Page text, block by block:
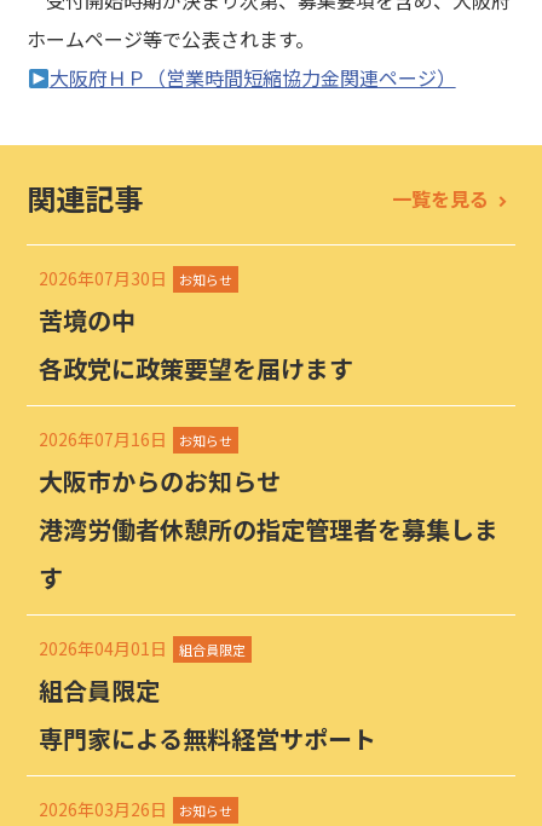
ホームページ等で公表されます。
大阪府ＨＰ（営業時間短縮協力金関連ページ）
関連記事 一覧を見る
2026年07月30日 お知らせ
苦境の中
各政党に政策要望を届けます
2026年07月16日 お知らせ
大阪市からのお知らせ
港湾労働者休憩所の指定管理者を募集しま
す
2026年04月01日 組合員限定
組合員限定
専門家による無料経営サポート
2026年03月26日 お知らせ